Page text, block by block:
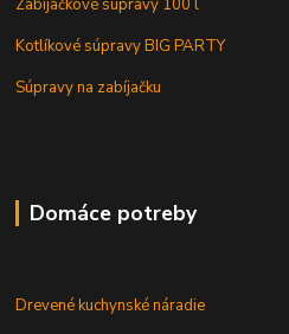
Zabijačkové súpravy 100 l
Kotlíkové súpravy BIG PARTY
Súpravy na zabíjačku
Domáce potreby
Drevené kuchynské náradie